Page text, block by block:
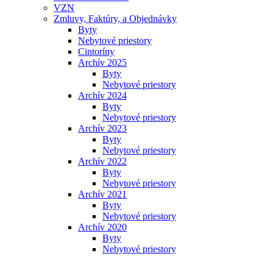
VZN
Zmluvy, Faktúry, a Objednávky
Byty
Nebytové priestory
Cintoríny
Archív 2025
Byty
Nebytové priestory
Archív 2024
Byty
Nebytové priestory
Archív 2023
Byty
Nebytové priestory
Archív 2022
Byty
Nebytové priestory
Archív 2021
Byty
Nebytové priestory
Archív 2020
Byty
Nebytové priestory